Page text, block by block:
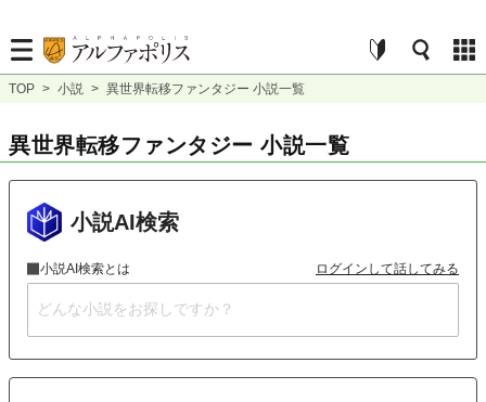
TOP > 小説 > 異世界転移ファンタジー 小説一覧
異世界転移ファンタジー 小説一覧
小説AI検索
小説AI検索とは ログインして話してみる